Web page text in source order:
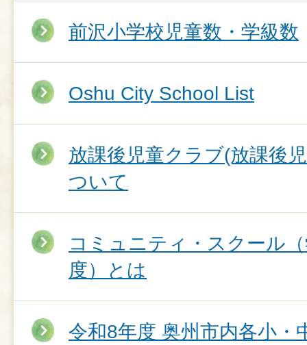
前沢小学校児童数・学級数
Oshu City School List
放課後児童クラブ(放課後
ついて
コミュニティ・スクール
度）とは
令和8年度 奥州市内各小・